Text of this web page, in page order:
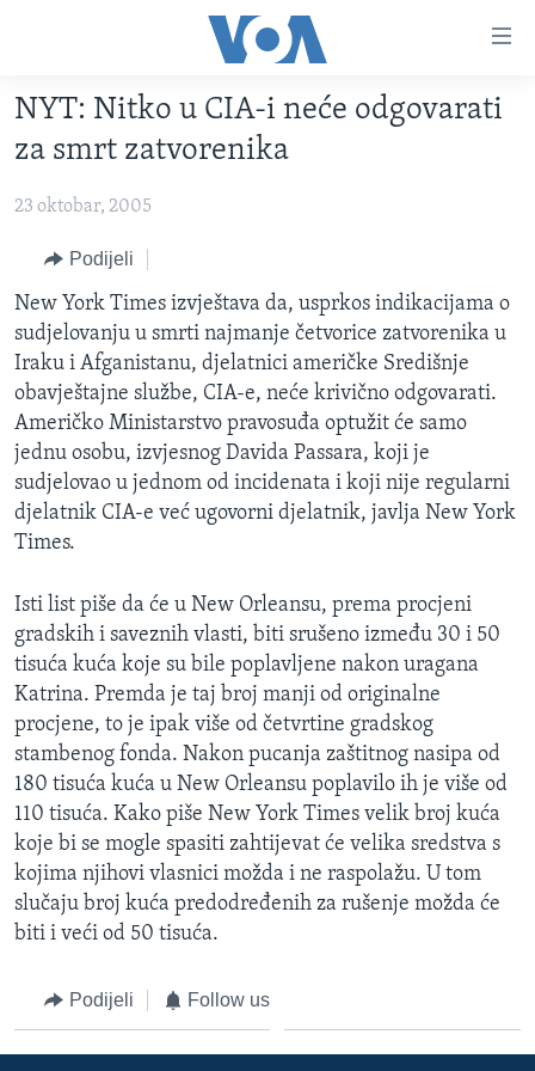
glavni
sadržaj
na
navigaciju
Idi
na
pretragu
FOTOGRAFIJE DANA
VIJESTI
SJEDINJENE AMERIČKE DRŽAVE
BOSNA I HERCEGOVINA
SVIJET
NAUKA I TEHNOLOGIJA
SPECIJALNI PROJEKTI
KORUPCIJA
SLOBODA MEDIJA
ŽENSKA STRANA
IZBJEGLIČKA STRANA
O GLASU AMERIKE
Learning English
PRATITE NAS
Jezici
NYT: Nitko u CIA-i neće odgovarati
za smrt zatvorenika
23 oktobar, 2005
Podijeli
New York Times izvještava da, usprkos indikacijama o
sudjelovanju u smrti najmanje četvorice zatvorenika u
Iraku i Afganistanu, djelatnici američke Središnje
obavještajne službe, CIA-e, neće krivično odgovarati.
Američko Ministarstvo pravosuđa optužit će samo
jednu osobu, izvjesnog Davida Passara, koji je
sudjelovao u jednom od incidenata i koji nije regularni
djelatnik CIA-e već ugovorni djelatnik, javlja New York
Times.
Isti list piše da će u New Orleansu, prema procjeni
gradskih i saveznih vlasti, biti srušeno između 30 i 50
tisuća kuća koje su bile poplavljene nakon uragana
Katrina. Premda je taj broj manji od originalne
procjene, to je ipak više od četvrtine gradskog
stambenog fonda. Nakon pucanja zaštitnog nasipa od
180 tisuća kuća u New Orleansu poplavilo ih je više od
110 tisuća. Kako piše New York Times velik broj kuća
koje bi se mogle spasiti zahtijevat će velika sredstva s
kojima njihovi vlasnici možda i ne raspolažu. U tom
slučaju broj kuća predodređenih za rušenje možda će
biti i veći od 50 tisuća.
Podijeli Follow us